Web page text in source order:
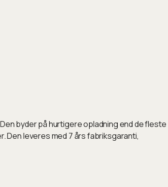
byder på hurtigere opladning end de fleste
Den leveres med 7 års fabriksgaranti,